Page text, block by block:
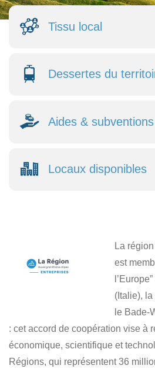
Tissu local
Dessertes du
Aides & subventions
Locaux disponibles
La
est
(Italie),
le Bade-
: cet accord de coopération vise à
économique, scientifique et
Régions, qui représentent 36